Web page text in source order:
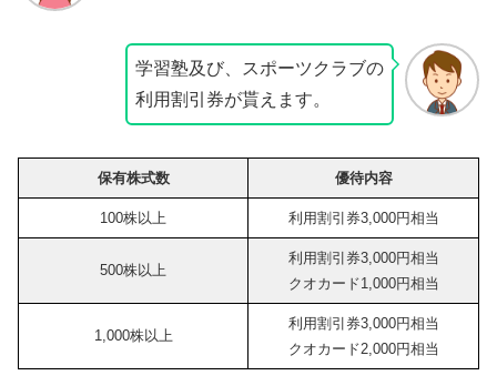
学習塾及び、スポーツクラブの
利用割引券が貰えます。
保有株式数 優待内容
100株以上 利用割引券3,000円相当
500株以上
利用割引券3,000円相当
クオカード1,000円相当
1,000株以上
利用割引券3,000円相当
クオカード2,000円相当